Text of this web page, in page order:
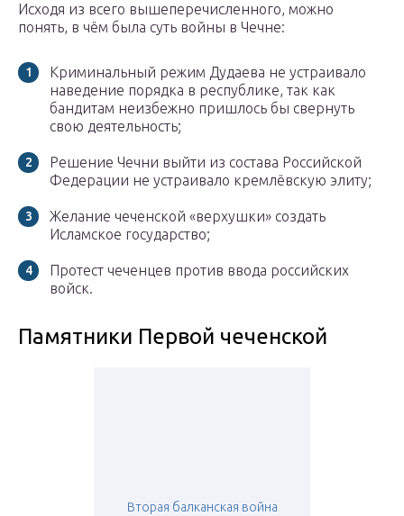
Исходя из всего вышеперечисленного, можно
понять, в чём была суть войны в Чечне:
Криминальный режим Дудаева не устраивало
наведение порядка в республике, так как
бандитам неизбежно пришлось бы свернуть
свою деятельность;
Решение Чечни выйти из состава Российской
Федерации не устраивало кремлёвскую элиту;
Желание чеченской «верхушки» создать
Исламское государство;
Протест чеченцев против ввода российских
войск.
Памятники Первой чеченской
Вторая балканская война